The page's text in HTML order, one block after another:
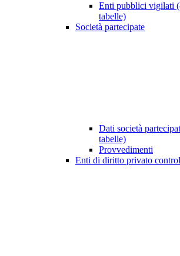
Enti pubblici vigilati
tabelle)
Società partecipate
Dati società
tabelle)
Provvedimenti
Enti di diritto privato